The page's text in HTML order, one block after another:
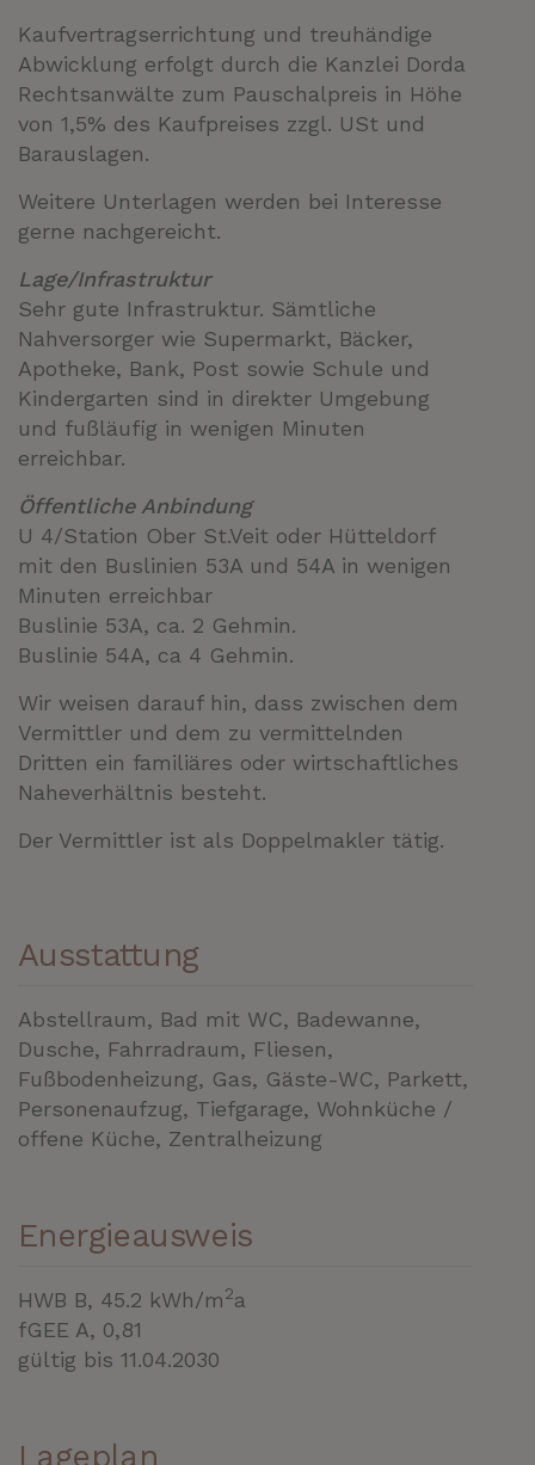
Kaufvertragserrichtung und treuhändige
Abwicklung erfolgt durch die Kanzlei Dorda
Rechtsanwälte zum Pauschalpreis in Höhe
von 1,5% des Kaufpreises zzgl. USt und
Barauslagen.
Weitere Unterlagen werden bei Interesse
gerne nachgereicht.
Lage/Infrastruktur
Sehr gute Infrastruktur. Sämtliche
Nahversorger wie Supermarkt, Bäcker,
Apotheke, Bank, Post sowie Schule und
Kindergarten sind in direkter Umgebung
und fußläufig in wenigen Minuten
erreichbar.
Öffentliche Anbindung
U 4/Station Ober St.Veit oder Hütteldorf
mit den Buslinien 53A und 54A in wenigen
Minuten erreichbar
Buslinie 53A, ca. 2 Gehmin.
Buslinie 54A, ca 4 Gehmin.
Wir weisen darauf hin, dass zwischen dem
Vermittler und dem zu vermittelnden
Dritten ein familiäres oder wirtschaftliches
Naheverhältnis besteht.
Der Vermittler ist als Doppelmakler tätig.
Ausstattung
Abstellraum Bad mit WC
Badewanne
Dusche
Fahrradraum
Fliesen
Fußbodenheizung
Gas Gäste-WC
Parkett
Personenaufzug
Tiefgarage
Wohnküche /
offene Küche
Zentralheizung
Energieausweis
HWB B, 45.2 kWh/m2a
fGEE A, 0,81
gültig bis 11.04.2030
Lageplan